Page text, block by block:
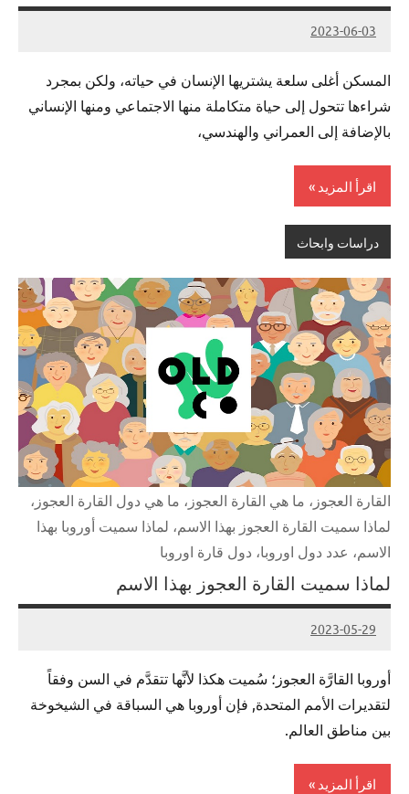
2023-06-03
Admin
المسكن أغلى سلعة يشتريها الإنسان في حياته، ولكن بمجرد
شراءها تتحول إلى حياة متكاملة منها الاجتماعي ومنها الإنساني
بالإضافة إلى العمراني والهندسي،
اقرأ المزيد
دراسات وابحاث
القارة العجوز، ما هي القارة العجوز، ما هي دول القارة العجوز،
لماذا سميت القارة العجوز بهذا الاسم، لماذا سميت أوروبا بهذا
الاسم، عدد دول اوروبا، دول قارة اوروبا
لماذا سميت القارة العجوز بهذا الاسم
2023-05-29
Admin
أوروبا القارَّة العجوز؛ سُميت هكذا لأنَّها تتقدَّم في السن وفقاً
لتقديرات الأمم المتحدة, فإن أوروبا هي السباقة في الشيخوخة
بين مناطق العالم.
اقرأ المزيد